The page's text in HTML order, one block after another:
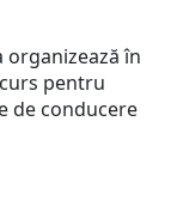
în
pentru
de conducere